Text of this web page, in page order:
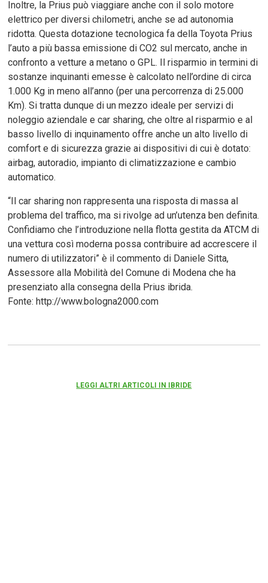
Inoltre, la Prius può viaggiare anche con il solo motore
elettrico per diversi chilometri, anche se ad autonomia
ridotta. Questa dotazione tecnologica fa della Toyota Prius
l’auto a più bassa emissione di CO2 sul mercato, anche in
confronto a vetture a metano o GPL. Il risparmio in termini di
sostanze inquinanti emesse è calcolato nell’ordine di circa
1.000 Kg in meno all’anno (per una percorrenza di 25.000
Km). Si tratta dunque di un mezzo ideale per servizi di
noleggio aziendale e car sharing, che oltre al risparmio e al
basso livello di inquinamento offre anche un alto livello di
comfort e di sicurezza grazie ai dispositivi di cui è dotato:
airbag, autoradio, impianto di climatizzazione e cambio
automatico.
“Il car sharing non rappresenta una risposta di massa al
problema del traffico, ma si rivolge ad un’utenza ben definita.
Confidiamo che l’introduzione nella flotta gestita da ATCM di
una vettura così moderna possa contribuire ad accrescere il
numero di utilizzatori” è il commento di Daniele Sitta,
Assessore alla Mobilità del Comune di Modena che ha
presenziato alla consegna della Prius ibrida.
Fonte: http://www.bologna2000.com
LEGGI ALTRI ARTICOLI IN IBRIDE